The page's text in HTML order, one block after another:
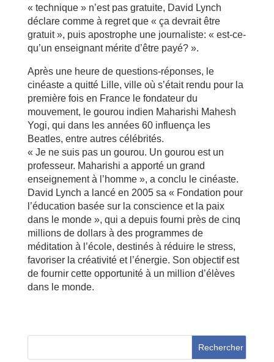
« technique » n’est pas gratuite, David Lynch
déclare comme à regret que « ça devrait être
gratuit », puis apostrophe une journaliste: « est-ce-
qu’un enseignant mérite d’être payé? ».
Après une heure de questions-réponses, le
cinéaste a quitté Lille, ville où s’était rendu pour la
première fois en France le fondateur du
mouvement, le gourou indien Maharishi Mahesh
Yogi, qui dans les années 60 influença les
Beatles, entre autres célébrités.
« Je ne suis pas un gourou. Un gourou est un
professeur. Maharishi a apporté un grand
enseignement à l’homme », a conclu le cinéaste.
David Lynch a lancé en 2005 sa « Fondation pour
l’éducation basée sur la conscience et la paix
dans le monde », qui a depuis fourni près de cinq
millions de dollars à des programmes de
méditation à l’école, destinés à réduire le stress,
favoriser la créativité et l’énergie. Son objectif est
de fournir cette opportunité à un million d’élèves
dans le monde.